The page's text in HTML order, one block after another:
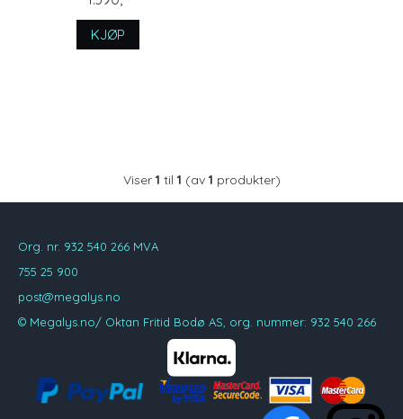
KJØP
Viser 1 til 1 (av 1 produkter)
Org. nr. 932 540 266 MVA
755 25 900
post@megalys.no
© Megalys.no/ Oktan Fritid Bodø AS, org. nummer: 932 540 266